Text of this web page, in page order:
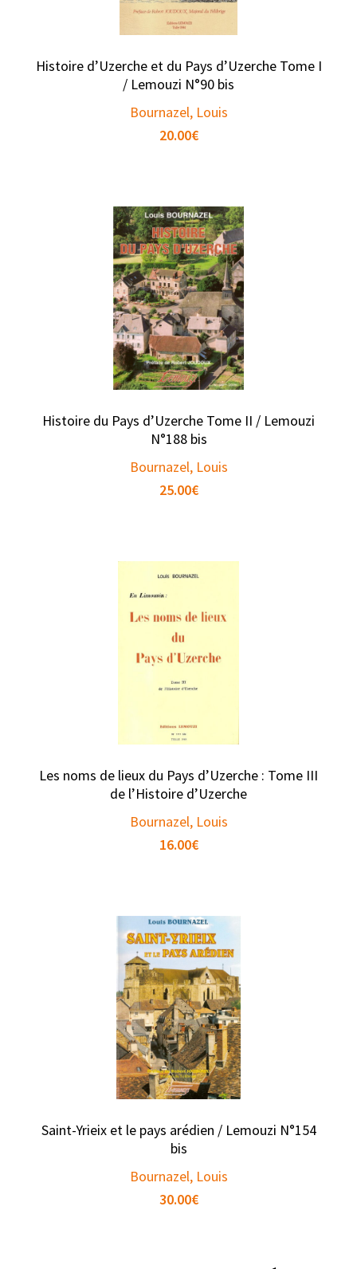
Histoire d’Uzerche et du Pays d’Uzerche Tome I
/ Lemouzi N°90 bis
Bournazel, Louis
20.00€
Histoire du Pays d’Uzerche Tome II / Lemouzi
N°188 bis
Bournazel, Louis
25.00€
Les noms de lieux du Pays d’Uzerche : Tome III
de l’Histoire d’Uzerche
Bournazel, Louis
16.00€
Saint-Yrieix et le pays arédien / Lemouzi N°154
bis
Bournazel, Louis
30.00€